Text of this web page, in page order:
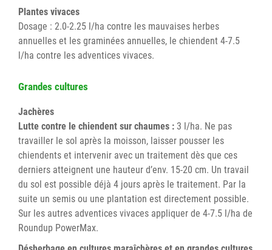
Plantes vivaces
Dosage : 2.0-2.25 l/ha contre les mauvaises herbes
annuelles et les graminées annuelles, le chiendent 4-7.5
l/ha contre les adventices vivaces.
Grandes cultures
Jachères
Lutte contre le chiendent sur chaumes : 3 l/ha. Ne pas
travailler le sol après la moisson, laisser pousser les
chiendents et intervenir avec un traitement dès que ces
derniers atteignent une hauteur d’env. 15-20 cm. Un travail
du sol est possible déjà 4 jours après le traitement. Par la
suite un semis ou une plantation est directement possible.
Sur les autres adventices vivaces appliquer de 4-7.5 l/ha de
Roundup PowerMax.